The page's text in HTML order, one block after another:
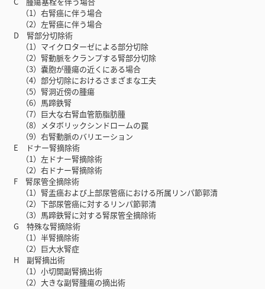
（1）右腎癌に伴う場合
（2）左腎癌に伴う場合
D 腎部分切除術
（1）マイクロターゼによる部分切除
（2）腎動脈をクランプする腎部分切除
（3）嚢胞が腫瘍の近くにある場合
（4）部分切除におけるさまざまな工夫
（5）腎洞近傍の腫瘍
（6）馬蹄鉄腎
（7）巨大な右腎血管筋脂肪腫
（8）メタボリックシンドロームの罠
（9）右腎動脈のバリエーション
E ドナー腎摘除術
（1）左ドナー腎摘除術
（2）右ドナー腎摘除術
F 腎尿管全摘除術
（1）腎盂癌および上部尿管癌における所属リンパ節郭清
（2）下部尿管癌に対するリンパ節郭清
（3）馬蹄鉄腎に対する腎尿管全摘除術
G 特殊な腎摘除術
（1）半腎摘除術
（2）巨大水腎症
H 副腎摘出術
（1）小切開副腎摘出術
（2）大きな副腎腫瘍の摘出術